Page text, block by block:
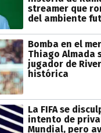
streamer que
del ambiente
Bomba en el
Thiago Almada
jugador de
histórica
La FIFA se
intento de
Mundial, pero